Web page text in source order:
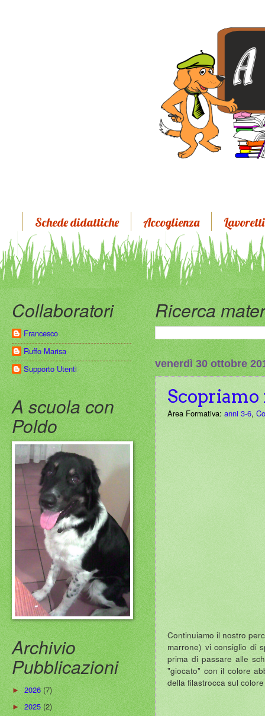
Schede didattiche Accoglienza Lavoretti
Ricerca
venerdì 30 ottobre
Area Formativa: anni 3-6,
Continuiamo il nostro
marrone) vi consiglio di
prima di passare alle
"giocato" con il colore
della filastrocca sul
Collaboratori
Francesco
Ruffo Marisa
Supporto Utenti
A scuola con
Poldo
Archivio
Pubblicazioni
►2026(7)
►2025(2)